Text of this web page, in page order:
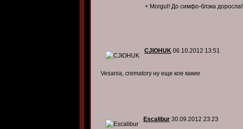
+ Morgul! До симфо-блэка доросла!
CJIOHUK 06.10.2012 13:51
Vesania, crematory ну еще кое какие
Escalibur 30.09.2012 23:23